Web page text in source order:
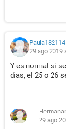
Paula182114
29 ago 2019
Y es normal si
dias, el 25 o 26
29 ago